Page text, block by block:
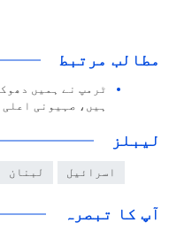
مطالب مرتبط
ٹرمپ نے ہمیں
ہیں، صہیونی اعلی
لیبلز
اسرائیل لبنان
آپ کا تبصرہ